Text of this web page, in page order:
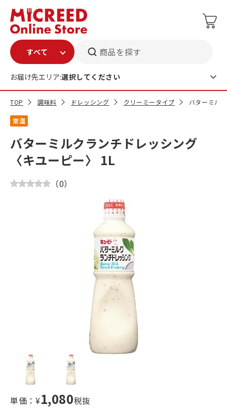
商品を探す
お届け先エリア:選択してください
TOP 調味料 ドレッシング クリーミータイプ バターミル
常温
バターミルクランチドレッシング
〈キユーピー〉 1L
（0）
単価：¥1,080税抜